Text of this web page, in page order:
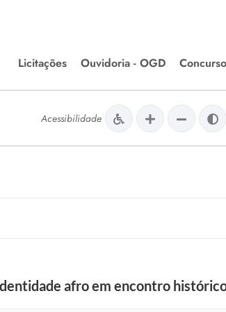
Licitações
de Licitações
Públicos
Ouvidoria - OGD
Meio Ambiente
Acessibilidade
afro em encontro